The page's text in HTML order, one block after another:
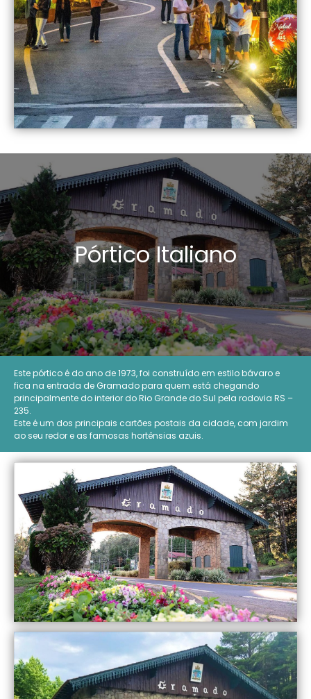
Pórtico Italiano
Este pórtico é do ano de 1973, foi construído em estilo bávaro e
fica na entrada de Gramado para quem está chegando
principalmente do interior do Rio Grande do Sul pela rodovia RS –
235.
Este é um dos principais cartões postais da cidade, com jardim
ao seu redor e as famosas hortênsias azuis.